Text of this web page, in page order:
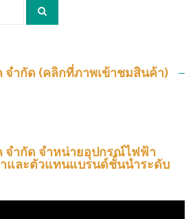
จำกัด (คลิกที่ภาพเข้าชมสินค้า)
จำกัด จำหน่ายอุปกรณ์ไฟฟ้า
าและตัวแทนแบรนด์ชั้นนำระดับ